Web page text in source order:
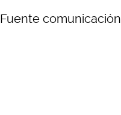
Fuente